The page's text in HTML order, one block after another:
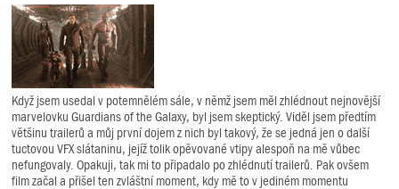
Když jsem usedal v potemnělém sále, v němž jsem měl zhlédnout nejnovější
marvelovku Guardians of the Galaxy, byl jsem skeptický. Viděl jsem předtím
většinu trailerů a můj první dojem z nich byl takový, že se jedná jen o další
tuctovou VFX slátaninu, jejíž tolik opěvované vtipy alespoň na mě vůbec
nefungovaly. Opakuji, tak mi to připadalo po zhlédnutí trailerů. Pak ovšem
film začal a přišel ten zvláštní moment, kdy mě to v jediném momentu